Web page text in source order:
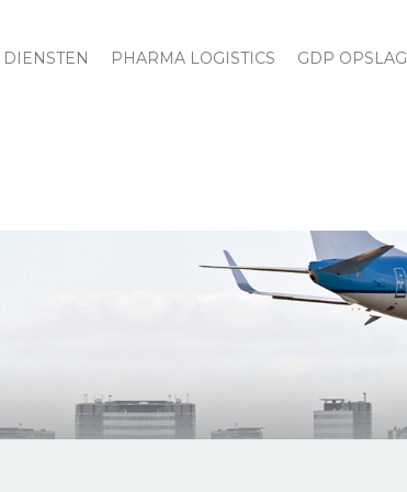
DIENSTEN PHARMA LOGISTICS GDP OPSLAG